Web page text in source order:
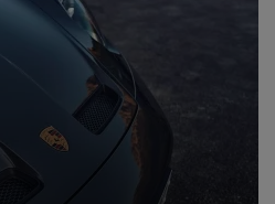
drugačija.